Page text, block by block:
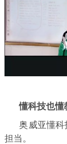
懂科技也懂
奥威亚懂
担当。